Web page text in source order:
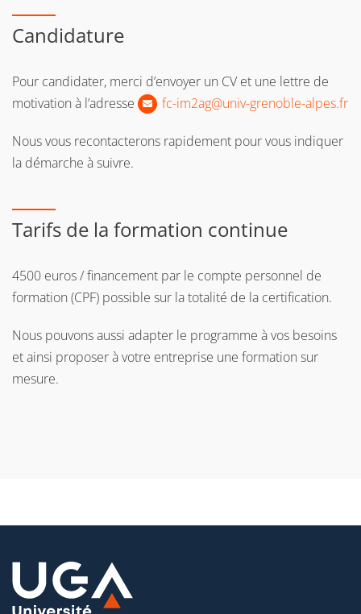
concepts et leur ancrage dans des situations concrètes.
L’objectif pédagogique est de développer les connaissances
avancée.
Candidature
Pour candidater, merci d’envoyer un CV et une lettre de
motivation à l’adresse
fc-im2ag@univ-grenoble-alpes.fr
Nous vous recontacterons rapidement pour vous indiquer
la démarche à suivre.
Tarifs de la formation continue
4500 euros / financement par le compte personnel de
formation (CPF) possible sur la totalité de la certification.
Nous pouvons aussi adapter le programme à vos besoins
et ainsi proposer à votre entreprise une formation sur
mesure.